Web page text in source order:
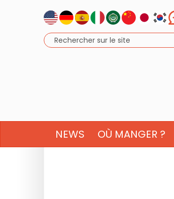
NEWS OÙ MANGER ?